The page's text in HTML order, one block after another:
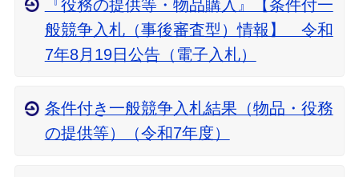
『役務の提供等・物品購入』【条件付一
般競争入札（事後審査型）情報】 令和
7年8月19日公告（電子入札）
条件付き一般競争入札結果（物品・役務
の提供等）（令和7年度）